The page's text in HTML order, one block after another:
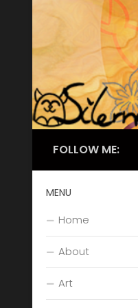
Skip to content
FOLLOW ME:
MENU
Home
About
Art